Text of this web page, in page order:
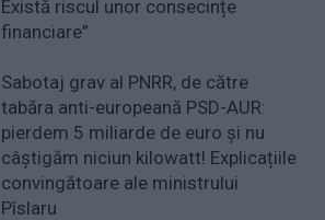
Există riscul unor consecințe
financiare”
Sabotaj grav al PNRR, de către
tabăra anti-europeană PSD-AUR:
pierdem 5 miliarde de euro și nu
câștigăm niciun kilowatt! Explicațiile
convingătoare ale ministrului
Pîslaru